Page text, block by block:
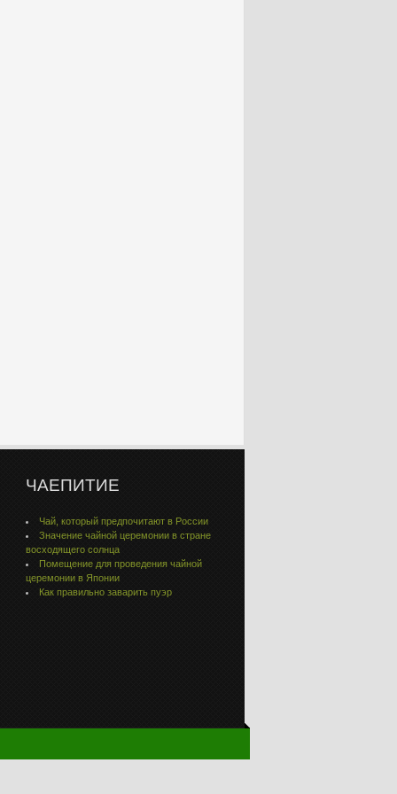
ЧАЕПИТИЕ
Чай, который предпочитают в России
Значение чайной церемонии в стране
восходящего солнца
Помещение для проведения чайной
церемонии в Японии
Как правильно заварить пуэр